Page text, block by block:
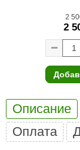
2
2
Описание
Оплата